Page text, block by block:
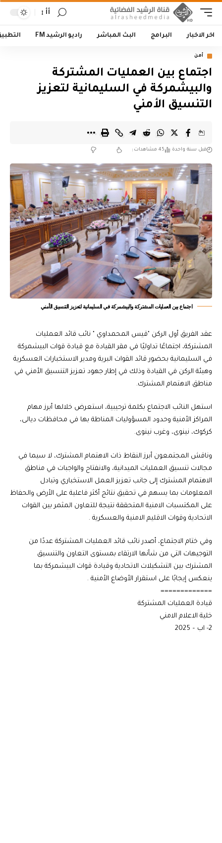
أأ
اخر الاخبار البرامج البث المباشر راديو الرشيد FM
أمن
اجتماع بين العمليات المشتركة
والبيشمركة في السليمانية لتعزيز
التنسيق الأمني
قبل سنة واحدة 45 مشاهدات
اجتماع بين العمليات المشتركة والبيشمركة في السليمانية لتعزيز التنسيق الأمني
عقد الفريق أول الركن "قيس المحمداوي " نائب قائد العمليات
المشتركة، اجتماعًا تداوليًا في مقر القيادة مع قيادة قوات البيشمركة
في السليمانية بحضور قائد القوات البرية ومدير الاستخبارات العسكرية
وهيئة الركن في القيادة وذلك في إطار جهود تعزيز التنسيق الأمني في
مناطق الاهتمام المشترك.
استهل النائب الاجتماع بكلمة ترحيبية، استعرض خلالها أبرز مهام
المراكز الأمنية وحدود المسؤوليات المناطة بها في محافظات ديالى،
كركوك، نينوى، وغرب نينوى.
وناقش المجتمعون أبرز النقاط ذات الاهتمام المشترك، لا سيما في
مجالات تنسيق العمليات الميدانية، والانفتاح والواجبات في مناطق
الاهتمام المشترك إلى جانب تعزيز العمل الاستخباري وتبادل
المعلومات بما يسهم في تحقيق نتائج أكثر فاعلية على الأرض والحفاظ
على المكتسبات الامنية المتحققة نتيجة للتعاون المثمر بين القوات
الاتحادية وقوات الاقليم الامنية والعسكرية .
وفي ختام الاجتماع، أصدر نائب قائد العمليات المشتركة عددًا من
التوجيهات التي من شأنها الارتقاء بمستوى التعاون والتنسيق
المشترك بين التشكيلات الاتحادية وقيادة قوات البيشمركة بما
ينعكس إيجابًا على استقرار الأوضاع الأمنية .
=============
قيادة العمليات المشتركة
خلية الاعلام الامني
2- اب – 2025